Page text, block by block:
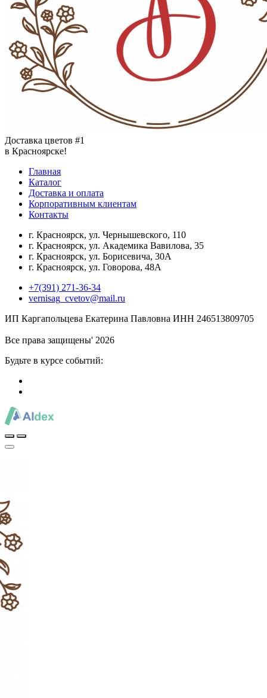
Доставка цветов #1
в Красноярске!
Главная
Каталог
Доставка и оплата
Корпоративным клиентам
Контакты
г. Красноярск, ул. Чернышевского, 110
г. Красноярск, ул. Академика Вавилова, 35
г. Красноярск, ул. Борисевича, 30А
г. Красноярск, ул. Говорова, 48А
+7(391) 271-36-34
vernisag_cvetov@mail.ru
ИП Каргапольцева Екатерина Павловна ИНН 246513809705
Все права защищены' 2026
Будьте в курсе событий: